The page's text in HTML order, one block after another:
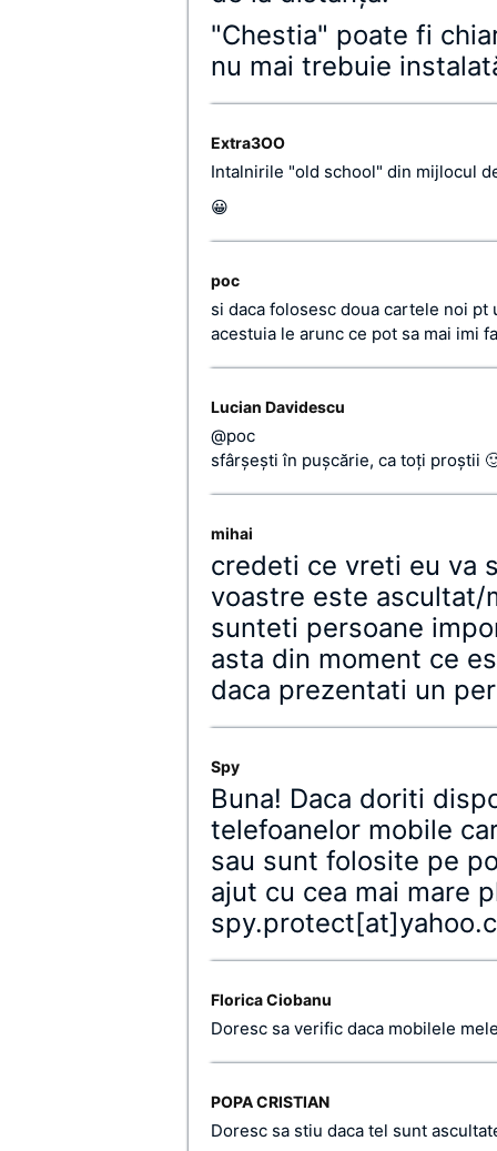
"Chestia" poate fi
nu mai trebuie
Extra3OO
Intalnirile "old school" din mijlocul
😀
poc
si daca folosesc doua cartele noi pt
acestuia le arunc ce pot sa mai imi
Lucian Davidescu
@poc
sfârşeşti în puşcărie, ca toţi proştii
mihai
credeti ce vreti eu va
voastre este ascultat/
sunteti persoane
asta din moment ce
daca prezentati un
Spy
Buna! Daca doriti
telefoanelor mobile
sau sunt folosite pe
ajut cu cea mai mare
Florica Ciobanu
Doresc sa verific daca mobilele
POPA CRISTIAN
Doresc sa stiu daca tel sunt